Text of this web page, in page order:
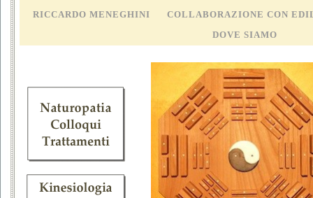
RICCARDO MENEGHINI COLLABORAZIONE CON
DOVE SIAMO